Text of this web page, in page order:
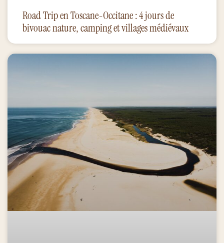
Road Trip en Toscane-Occitane : 4 jours de
bivouac nature, camping et villages médiévaux